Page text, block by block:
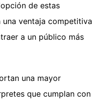
de estas
ventaja competitiva
a un público más
una mayor
que cumplan con